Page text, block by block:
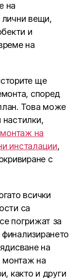
на
лични вещи,
и
на
ще
според
Това може
монтаж на
инсталации,
с
всички
са
погрижат за
на
монтаж на
както и други